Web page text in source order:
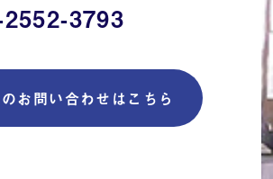
3793
お問い合わせはこちら